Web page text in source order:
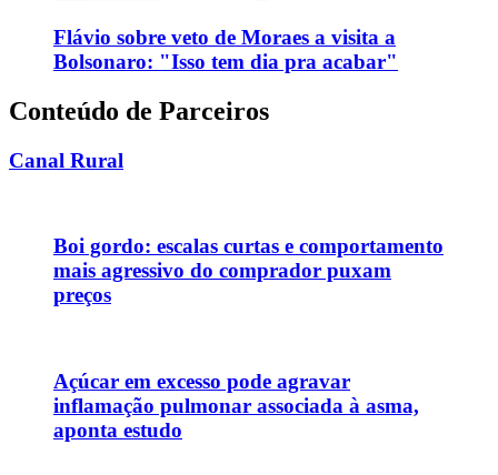
Flávio sobre veto de Moraes a visita a
Bolsonaro: "Isso tem dia pra acabar"
Conteúdo de Parceiros
Canal Rural
Boi gordo: escalas curtas e comportamento
mais agressivo do comprador puxam
preços
Açúcar em excesso pode agravar
inflamação pulmonar associada à asma,
aponta estudo